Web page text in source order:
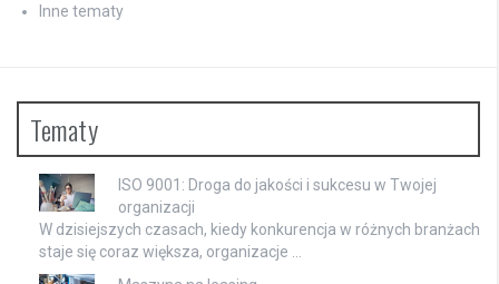
Inne tematy
Tematy
ISO 9001: Droga do jakości i sukcesu w Twojej
organizacji
W dzisiejszych czasach, kiedy konkurencja w różnych branżach
staje się coraz większa, organizacje …